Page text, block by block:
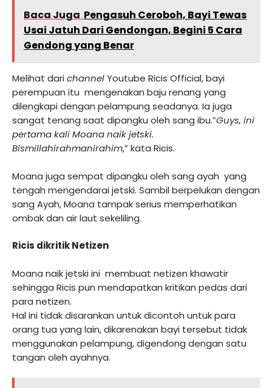
Baca Juga Pengasuh Ceroboh, Bayi Tewas
Usai Jatuh Dari Gendongan, Begini 5 Cara
Gendong yang Benar
Melihat darichannelYoutube Ricis Official, bayi
perempuan itu mengenakan baju renang yang
dilengkapi dengan pelampung seadanya. Ia juga
sangat tenang saat dipangku oleh sang ibu.”Guys, ini
pertama kali Moana naik jetski.
Bismillahirahmanirahim,” kata Ricis.
Moana juga sempat dipangku oleh sang ayah yang
tengah mengendarai jetski. Sambil berpelukan dengan
sang Ayah, Moana tampak serius memperhatikan
ombak dan air laut sekeliling.
Ricis dikritik Netizen
Moana naik jetski ini membuat netizen khawatir
sehingga Ricis pun mendapatkan kritikan pedas dari
para netizen.
Hal ini tidak disarankan untuk dicontoh untuk para
orang tua yang lain, dikarenakan bayi tersebut tidak
menggunakan pelampung, digendong dengan satu
tangan oleh ayahnya.